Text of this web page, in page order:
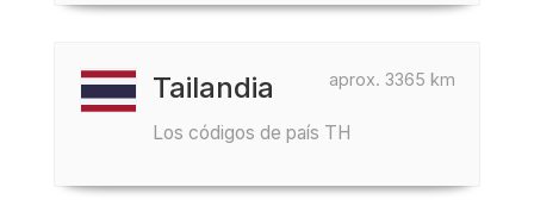
aprox. 3365 km
Tailandia
Los códigos de país TH